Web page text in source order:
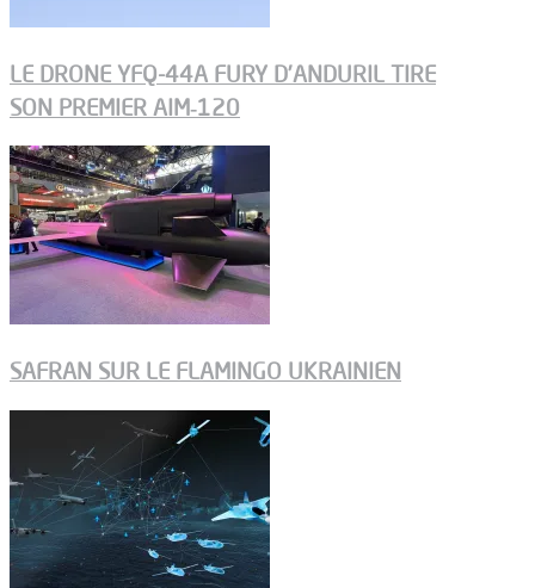
LE DRONE YFQ-44A FURY D’ANDURIL TIRE
SON PREMIER AIM‑120
SAFRAN SUR LE FLAMINGO UKRAINIEN